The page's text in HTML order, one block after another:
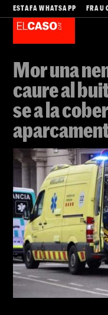
ESTAFA WHATSAPP FRAU
Mor una
caure al
se a la